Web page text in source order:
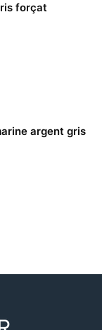
forçat
argent gris